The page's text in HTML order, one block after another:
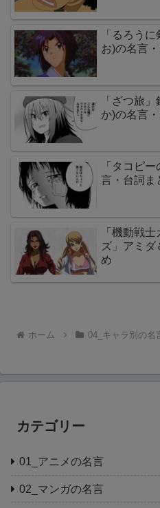
「るろう
お)の名言
「ざつ旅
か)の名言
「タコピ
言・台詞ま
「機動戦
ズ」アミダ
め
ホーム 04_キャラ別の名
カテゴリー
01_アニメの名言
02_マンガの名言